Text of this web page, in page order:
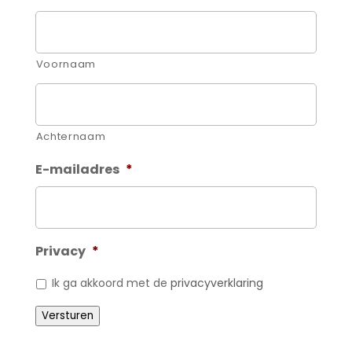
Voornaam
Achternaam
E-mailadres *
Privacy *
Ik ga akkoord met de privacyverklaring
Versturen